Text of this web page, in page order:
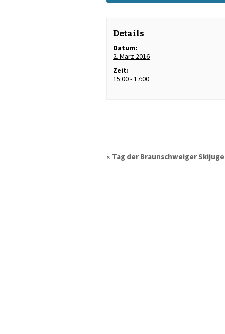
Details
Datum:
2. März 2016
Zeit:
15:00 - 17:00
« Tag der Braunschweiger